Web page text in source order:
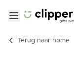
Terug naar home